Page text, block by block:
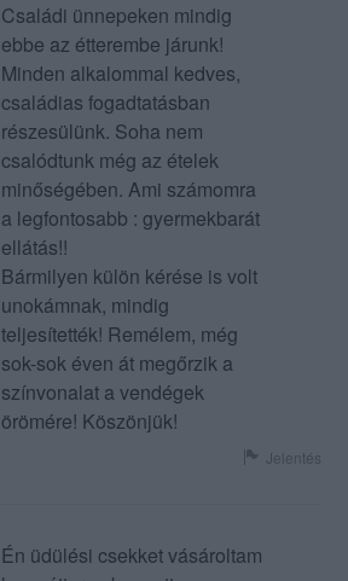
Családi ünnepeken mindig
ebbe az étterembe járunk!
Minden alkalommal kedves,
családias fogadtatásban
részesülünk. Soha nem
csalódtunk még az ételek
minőségében. Ami számomra
a legfontosabb : gyermekbarát
ellátás!!
Bármilyen külön kérése is volt
unokámnak, mindig
teljesítették! Remélem, még
sok-sok éven át megőrzik a
színvonalat a vendégek
örömére! Köszönjük!
Jelentés
Én üdülési csekket vásároltam